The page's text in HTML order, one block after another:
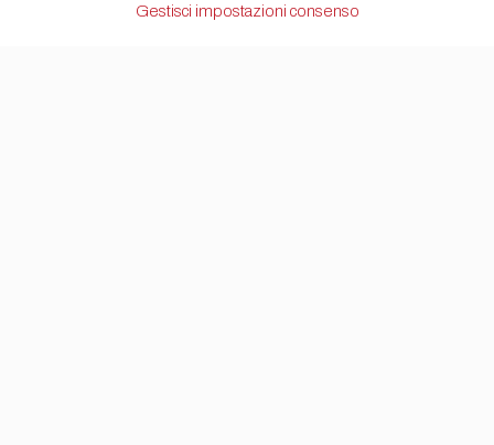
Gestisci impostazioni consenso